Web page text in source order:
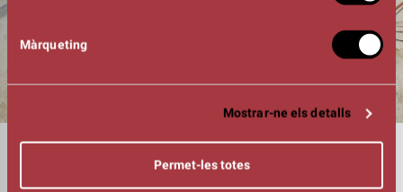
Màrqueting
Mostrar-ne els detalls
Permet-les totes
INTÈRPRETS